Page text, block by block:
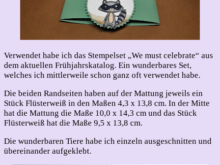
Verwendet habe ich das Stempelset „We must celebrate“ aus
dem aktuellen Frühjahrskatalog. Ein wunderbares Set,
welches ich mittlerweile schon ganz oft verwendet habe.
Die beiden Randseiten haben auf der Mattung jeweils ein
Stück Flüsterweiß in den Maßen 4,3 x 13,8 cm. In der Mitte
hat die Mattung die Maße 10,0 x 14,3 cm und das Stück
Flüsterweiß hat die Maße 9,5 x 13,8 cm.
Die wunderbaren Tiere habe ich einzeln ausgeschnitten und
übereinander aufgeklebt.